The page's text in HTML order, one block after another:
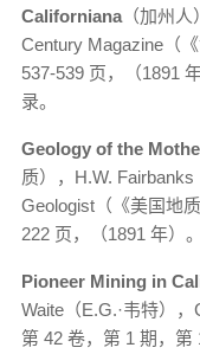
Californiana （加州
Century Magazine（
537-539 页，（1891
录。
Geology of the
质），H.W.
Geologist（《美国地
222 页，（1891 年）
Pioneer Mining in
Waite（E.G.·韦特）
第 42 卷，第 1 期，